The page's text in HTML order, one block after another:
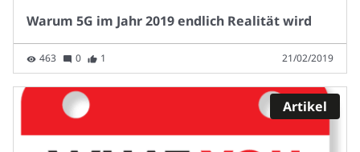
Warum 5G im Jahr 2019 endlich Realität wird
463 0 1 21/02/2019
Artikel